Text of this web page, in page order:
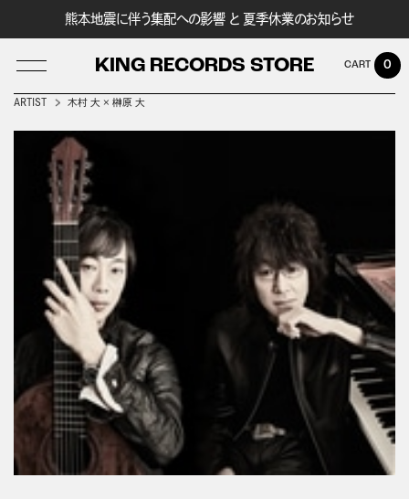
熊本地震に伴う集配への影響 と 夏季休業のお知らせ
KING RECORDS STORE
LOG IN
0
ARTIST 木村 大 × 榊原 大